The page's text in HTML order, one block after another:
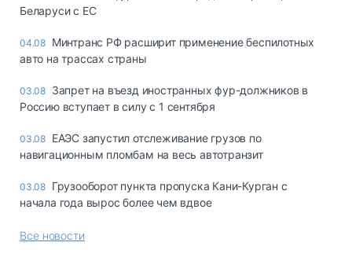
Беларуси с ЕС
04.08 Минтранс РФ расширит применение беспилотных
авто на трассах страны
03.08 Запрет на въезд иностранных фур-должников в
Россию вступает в силу с 1 сентября
03.08 ЕАЭС запустил отслеживание грузов по
навигационным пломбам на весь автотранзит
03.08 Грузооборот пункта пропуска Кани-Курган с
начала года вырос более чем вдвое
Все новости